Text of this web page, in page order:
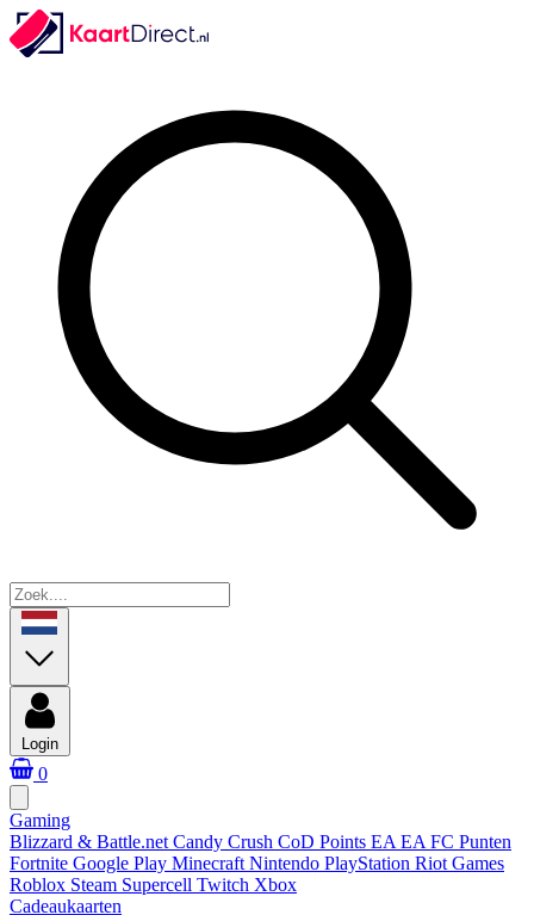
Login
0
Gaming
Blizzard & Battle.net Candy Crush CoD Points EA EA FC Punten
Fortnite Google Play Minecraft Nintendo PlayStation Riot Games
Roblox Steam Supercell Twitch Xbox
Cadeaukaarten